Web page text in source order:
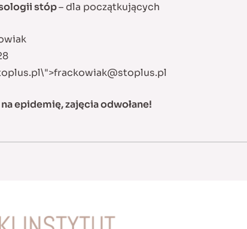
stóp– dla początkujących
\">frackowiak@stoplus.pl
epidemię, zajęcia odwołane!